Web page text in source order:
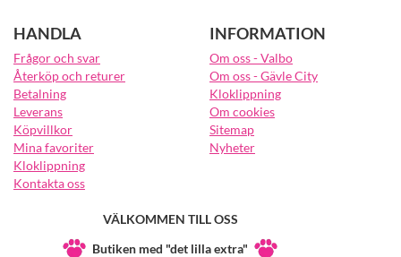
HANDLA
Frågor och svar
Återköp och returer
Betalning
Leverans
Köpvillkor
Mina favoriter
Kloklippning
Kontakta oss
INFORMATION
Om oss - Valbo
Om oss - Gävle City
Kloklippning
Om cookies
Sitemap
Nyheter
VÄLKOMMEN TILL OSS
Butiken med "det lilla extra"